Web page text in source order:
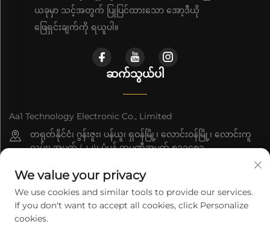
ယခုမှာ သင့်အတွက် ပြုပြင်ထားသော အော့ဒီယို
ဖြေရှင်းချက်ကို ရယူပါ။
ဆက်သွယ်ပါ
Aa1 Technology Electronic Co., Limited
တရုတ်နိုင်ငံ၊ ဂွန်းဇူး၊ ပန်ယူ၊ ရှဝန်မြို့၊ လောင်းဝန်မြို့၊ လောင်းကူ
လမ်း၊ အမှတ် (၂၂)၊ ပုံမှန် ကုမ္ပဏီအမှတ် ၅၁၁၄၈၃
+86-19588875523
[email protected]
We value your privacy
We use cookies and similar tools to provide our services.
If you don't want to accept all cookies, click Personalize
cookies.